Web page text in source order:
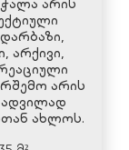
არის
არქივი,
არის
ადვილად
ახლოს.